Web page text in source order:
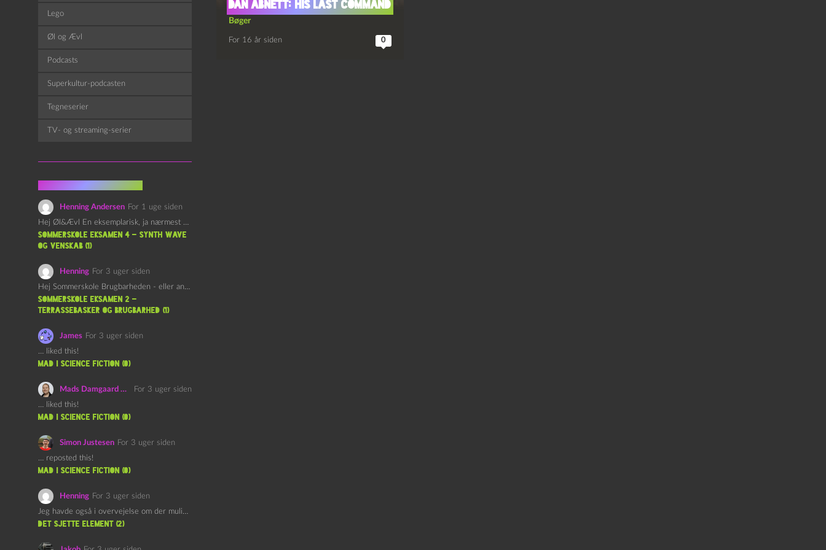
Dan Abnett: His Last Command
Bøger
For 16 år siden 0
Lego
Øl og Ævl
Podcasts
Superkultur-podcasten
Tegneserier
TV- og streaming-serier
Henning Andersen For 1 uge siden
Hej Øl&Ævl En eksemplarisk, ja nærmest yndefuld, afslutning på SOMMERSKOLEN.…
Sommerskole Eksamen 4 – Synth Wave
og Venskab (1)
Henning For 3 uger siden
Hej Sommerskole Brugbarheden - eller anvendeligheden - af "Øl&Ævl" er…
Sommerskole Eksamen 2 –
Terrassebasker og Brugbarhed (1)
James For 3 uger siden
… liked this!
mad i science fiction (0)
Mads Damgaard Mortensen (Å)
For 3 uger siden
… liked this!
mad i science fiction (0)
Simon Justesen For 3 uger siden
… reposted this!
mad i science fiction (0)
Henning For 3 uger siden
Jeg havde også i overvejelse om der muligvis kunne være…
det sjette element (2)